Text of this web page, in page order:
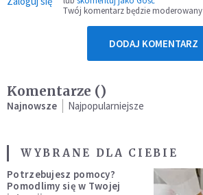
Twój komentarz będzie moderowany
DODAJ KOMENTARZ
Komentarze ()
Najnowsze Najpopularniejsze
WYBRANE DLA CIEBIE
Potrzebujesz pomocy?
Pomodlimy się w Twojej